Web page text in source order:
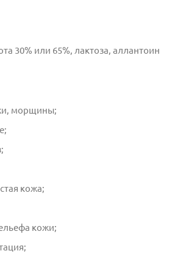
30% или 65%, лактоза, аллантоин
морщины;
кожа;
кожи;